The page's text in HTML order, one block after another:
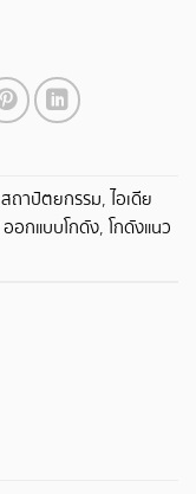
สถาปัตยกรรม,ไอเดีย
ออกแบบโกดัง, โกดังแนว